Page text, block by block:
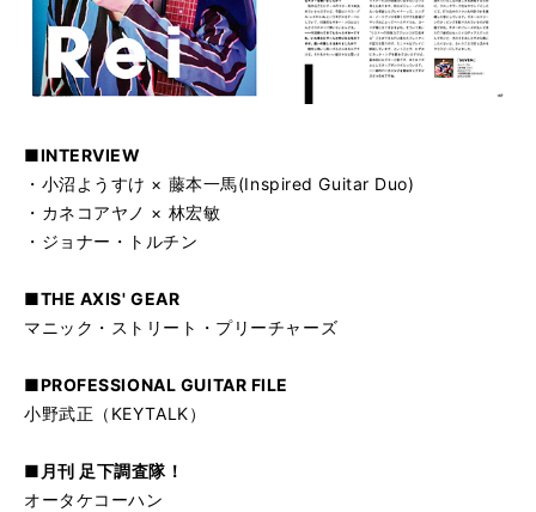
■INTERVIEW
・小沼ようすけ × 藤本一馬(Inspired Guitar Duo)
・カネコアヤノ × 林宏敏
・ジョナー・トルチン
■THE AXIS' GEAR
マニック・ストリート・プリーチャーズ
■PROFESSIONAL GUITAR FILE
小野武正（KEYTALK）
■月刊 足下調査隊！
オータケコーハン